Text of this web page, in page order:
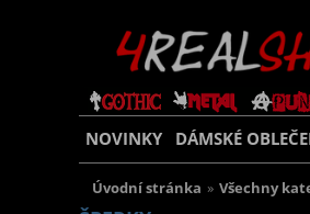
NOVINKY DÁMSKÉ
Úvodní stránka » Všechny